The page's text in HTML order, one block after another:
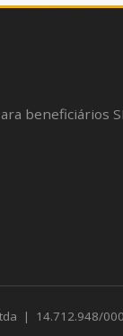
beneficiários
| 14.712.948/